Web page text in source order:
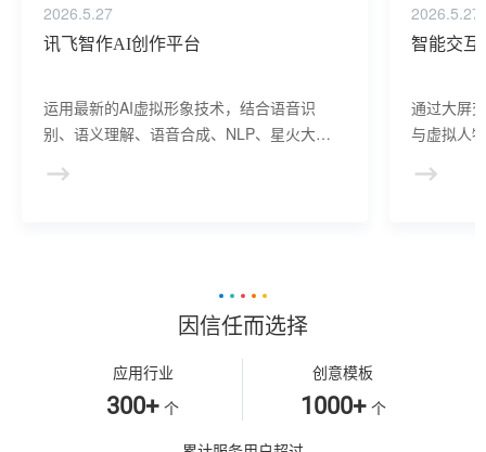
2026.5.27
讯飞智作AI创作平台
运用最新的AI虚拟形象技术，结合语音识
别、语义理解、语音合成、NLP、星火大模
建、AI驱动、多模态交互的多场景虚拟人产
2026.5.27
智能交互
通过大屏
与虚拟人
景，可广
因信任而选择
应用行业
300+ 个
创意模板
1000+ 个